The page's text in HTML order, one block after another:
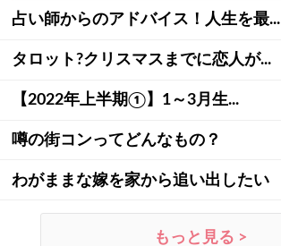
占い師からのアドバイス！人生を最...
タロット?クリスマスまでに恋人が...
【2022年上半期①】1～3月生...
噂の街コンってどんなもの？
わがままな嫁を家から追い出したい
もっと見る >